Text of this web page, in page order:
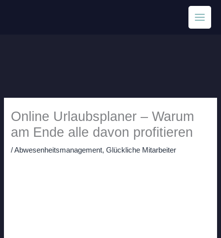
Online Urlaubsplaner – Warum
am Ende alle davon profitieren
/Abwesenheitsmanagement,Glückliche Mitarbeiter